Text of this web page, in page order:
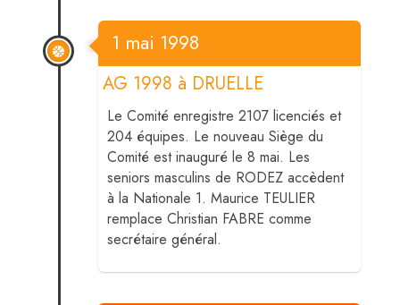
AG 1998 à DRUELLE
1 mai 1998
Le Comité enregistre 2107 licenciés et
204 équipes. Le nouveau Siège du
Comité est inauguré le 8 mai. Les
seniors masculins de RODEZ accèdent
à la Nationale 1. Maurice TEULIER
remplace Christian FABRE comme
secrétaire général.